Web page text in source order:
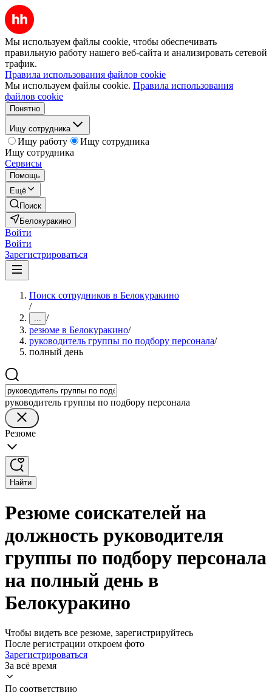
Мы используем файлы cookie, чтобы обеспечивать
правильную работу нашего веб-сайта и анализировать сетевой
трафик.
Правила использования файлов cookie
Мы используем файлы cookie. Правила использования
файлов cookie
Понятно
Ищу сотрудника
Ищу работу
Ищу сотрудника
Ищу сотрудника
Сервисы
Помощь
Ещё
Поиск
Белокуракино
Войти
Войти
Зарегистрироваться
Поиск сотрудников в Белокуракино
/
... /
резюме в Белокуракино/
руководитель группы по подбору персонала/
полный день
руководитель группы по подбору персонала
Резюме
Найти
Резюме соискателей на
должность руководителя
группы по подбору персонала
на полный день в
Белокуракино
Чтобы видеть все резюме, зарегистрируйтесь
После регистрации откроем фото
Зарегистрироваться
За всё время
По соответствию